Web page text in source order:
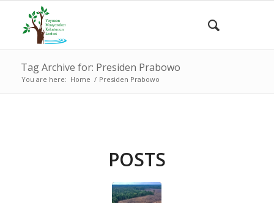
Tag Archive for: Presiden Prabowo
You are here: Home / Presiden Prabowo
POSTS